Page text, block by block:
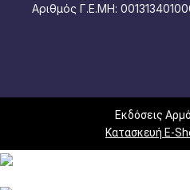
Αριθμός Γ.Ε.ΜΗ:
Εκδόσεις
Κατασκευή E-